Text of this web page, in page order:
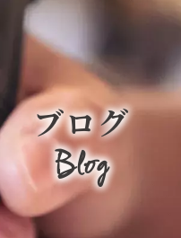
ブログ
Blog